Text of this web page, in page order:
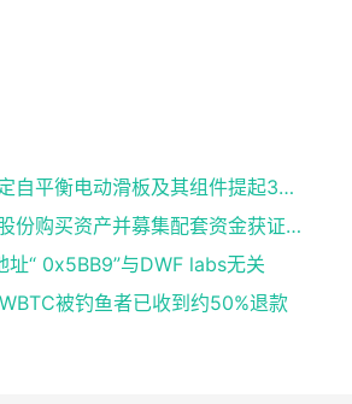
美国企业对特定自平衡电动滑板及其组件提起337调查申请
盐田港：发行股份购买资产并募集配套资金获证监会同意注册批复
址“ 0x5BB9”与DWF labs无关
被钓鱼者已收到约50%退款